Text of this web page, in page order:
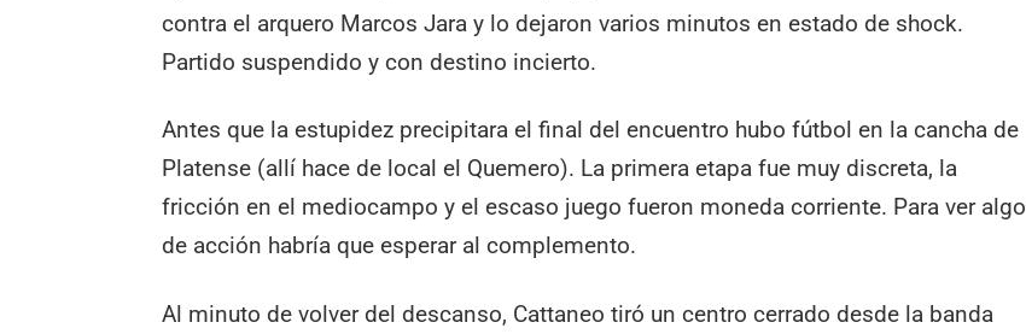
contra el arquero Marcos Jara y lo dejaron varios minutos en estado de shock.
Partido suspendido y con destino incierto.
Antes que la estupidez precipitara el final del encuentro hubo fútbol en la cancha de
Platense (allí hace de local el Quemero). La primera etapa fue muy discreta, la
fricción en el mediocampo y el escaso juego fueron moneda corriente. Para ver algo
de acción habría que esperar al complemento.
Al minuto de volver del descanso, Cattaneo tiró un centro cerrado desde la banda